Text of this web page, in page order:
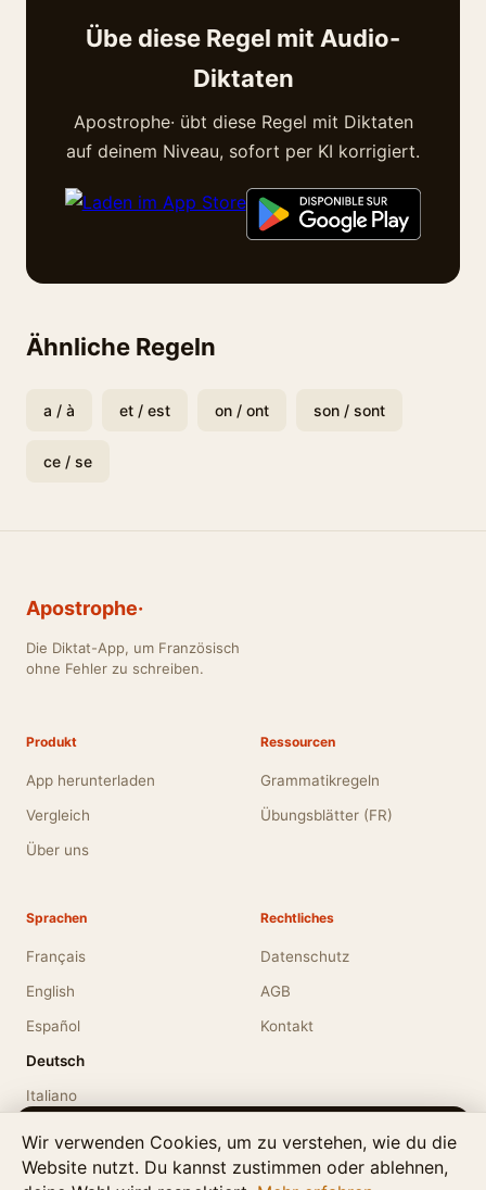
Übe diese Regel mit Audio-
Diktaten
Apostrophe· übt diese Regel mit Diktaten
auf deinem Niveau, sofort per KI korrigiert.
Ähnliche Regeln
a / à et / est on / ont son / sont
ce / se
Apostrophe·
Die Diktat-App, um Französisch
ohne Fehler zu schreiben.
Produkt
App herunterladen
Vergleich
Über uns
Ressourcen
Grammatikregeln
Übungsblätter (FR)
Sprachen
Français
English
Español
Deutsch
Italiano
Rechtliches
Datenschutz
AGB
Kontakt
Wir verwenden Cookies, um zu verstehen, wie du die
Website nutzt. Du kannst zustimmen oder ablehnen,
Apostrophe is also available in English.
Would you like to view the site in English?